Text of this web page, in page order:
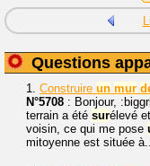
Questions
1. Construire un mur
N°5708 : Bonjour,
terrain a été surélevé
voisin, ce qui me pose
mitoyenne est située